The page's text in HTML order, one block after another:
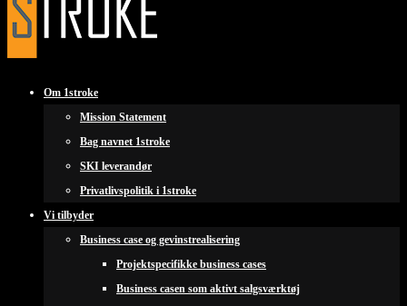
Om 1stroke
Mission Statement
Bag navnet 1stroke
SKI leverandør
Privatlivspolitik i 1stroke
Vi tilbyder
Business case og gevinstrealisering
Projektspecifikke business cases
Business casen som aktivt salgsværktøj